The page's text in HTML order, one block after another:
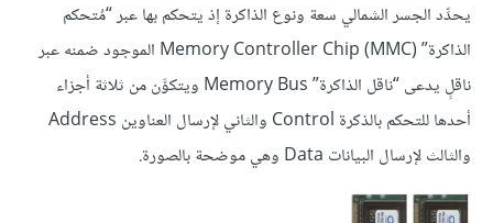
يحدِّد الجسر الشمالي سعة ونوع الذاكرة إذ يتحكم بها عبر “مُتحكم
الذاكرة” Memory Controller Chip (MMC) الموجود ضمنه عبر
ناقلٍ يدعى “ناقل الذاكرة” Memory Bus ويتكوَّن من ثلاثة أجزاء
أحدها للتحكم بالذكرة Control والثاني لإرسال العناوين Address
والثالث لإرسال البيانات Data وهي موضحة بالصورة.